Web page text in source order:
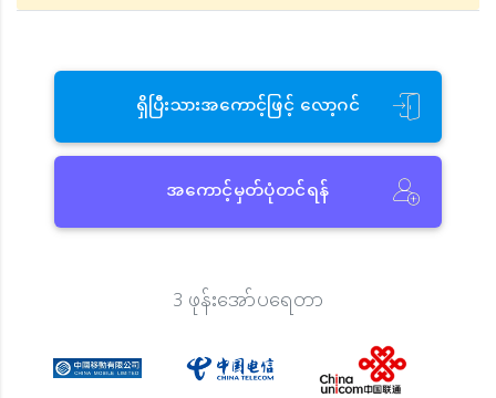
ရှိပြီးသားအကောင့်ဖြင့် လော့ဂင်
အကောင့်မှတ်ပုံတင်ရန်
3 ဖုန်းအော်ပရေတာ